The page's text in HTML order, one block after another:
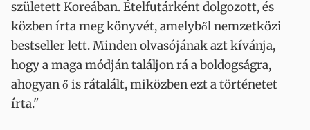
született Koreában. Ételfutárként dolgozott, és
közben írta meg könyvét, amelyből nemzetközi
bestseller lett. Minden olvasójának azt kívánja,
hogy a maga módján találjon rá a boldogságra,
ahogyan ő is rátalált, miközben ezt a történetet
írta."